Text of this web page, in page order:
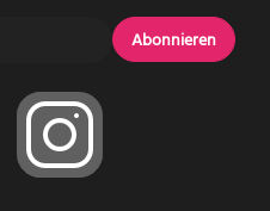
Abonnieren